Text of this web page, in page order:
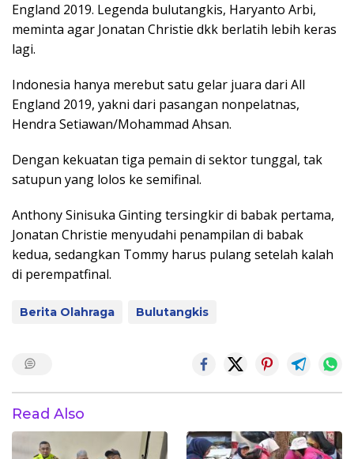
England 2019. Legenda bulutangkis, Haryanto Arbi,
meminta agar Jonatan Christie dkk berlatih lebih keras
lagi.
Indonesia hanya merebut satu gelar juara dari All
England 2019, yakni dari pasangan nonpelatnas,
Hendra Setiawan/Mohammad Ahsan.
Dengan kekuatan tiga pemain di sektor tunggal, tak
satupun yang lolos ke semifinal.
Anthony Sinisuka Ginting tersingkir di babak pertama,
Jonatan Christie menyudahi penampilan di babak
kedua, sedangkan Tommy harus pulang setelah kalah
di perempatfinal.
Berita Olahraga Bulutangkis
Read Also